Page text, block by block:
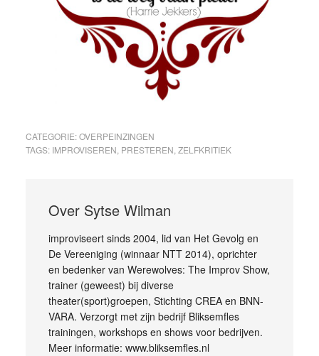
CATEGORIE:OVERPEINZINGEN
TAGS: IMPROVISEREN PRESTEREN ZELFKRITIEK
Over Sytse Wilman
improviseert sinds 2004, lid van Het Gevolg en
De Vereeniging (winnaar NTT 2014), oprichter
en bedenker van Werewolves: The Improv Show,
trainer (geweest) bij diverse
theater(sport)groepen, Stichting CREA en BNN-
VARA. Verzorgt met zijn bedrijf Bliksemfles
trainingen, workshops en shows voor bedrijven.
Meer informatie: www.bliksemfles.nl